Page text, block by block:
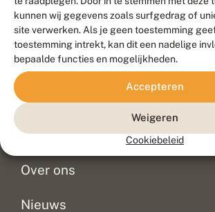
kunnen wij gegevens zoals surfgedrag of
site verwerken. Als je geen toestemming
toestemming intrekt, kan dit een nadelige
bepaalde functies en mogelijkheden.
Accepteren
Weigeren
Cookiebeleid
Contact
Veelgestelde vragen
Doneer
Over ons
Nieuws
Meld waarnemingen© 2026 Vlinderstichting
Duurzaam ontwikkeld door
Go2People
,
Blue Field Agency
Privacy
Disclaimer
Sitemap